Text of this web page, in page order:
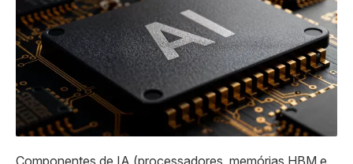
Componentes de IA (processadores, memórias HBM e